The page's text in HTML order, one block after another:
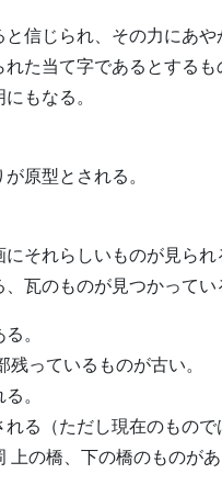
信じられ、その力にあ
た当て字であるとするも
もなる。
原型とされる。
それらしいものが見られ
瓦のものが見つかってい
。
っているものが古い。
。
る（ただし現在のもので
の橋、下の橋のものがあ